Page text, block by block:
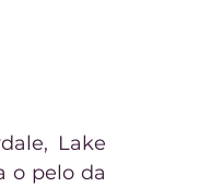
Lake
o pelo da